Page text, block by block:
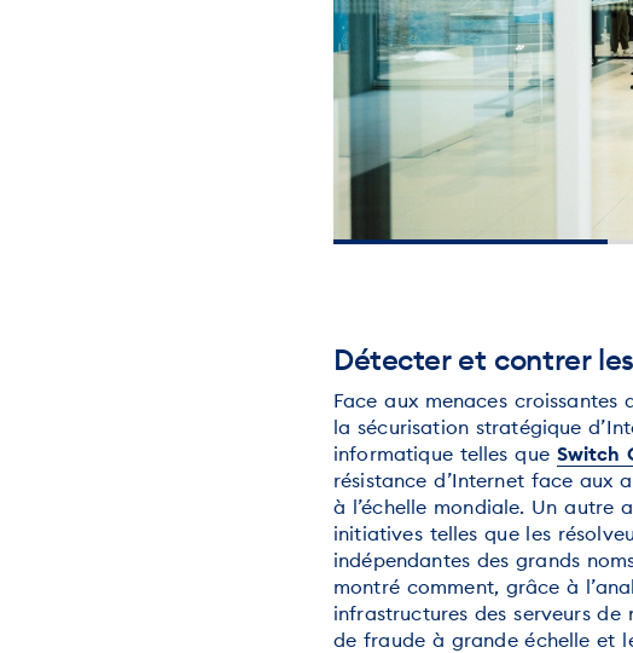
Détecter et contrer
Face aux menaces
la sécurisation stratégique
informatique telles que Switch
résistance d’Internet face aux
à l’échelle mondiale. Un autre
initiatives telles que les
indépendantes des grands
montré comment, grâce à
infrastructures des serveurs
de fraude à grande échelle et